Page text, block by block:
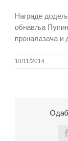
Награде
обнавља
проналазача и
18/11/2014